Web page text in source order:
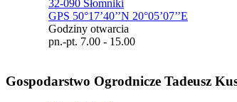
32-090 Słomniki
GPS 50°17’40’’N 20°05’07’’E
Godziny otwarcia
pn.-pt. 7.00 - 15.00
Gospodarstwo Ogrodnicze Tadeusz